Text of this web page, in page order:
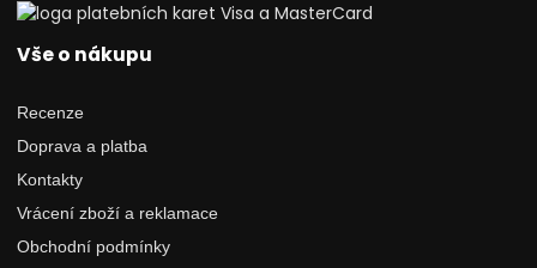
Vše o nákupu
Recenze
Doprava a platba
Kontakty
Vrácení zboží a reklamace
Obchodní podmínky